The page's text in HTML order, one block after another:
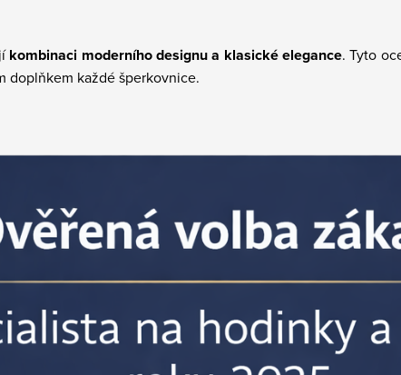
kombinaci moderního designu a klasické elegance. Tyto
doplňkem každé šperkovnice.